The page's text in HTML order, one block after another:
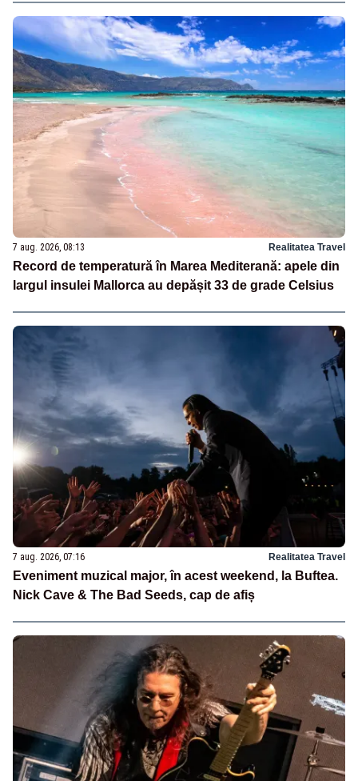
7 aug. 2026, 08:13 Realitatea Travel
Record de temperatură în Marea Mediterană: apele din
largul insulei Mallorca au depășit 33 de grade Celsius
7 aug. 2026, 07:16 Realitatea Travel
Eveniment muzical major, în acest weekend, la Buftea.
Nick Cave & The Bad Seeds, cap de afiș